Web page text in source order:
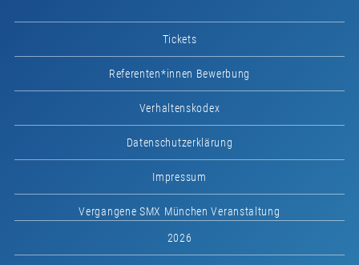
Tickets
Referenten*innen Bewerbung
Verhaltenskodex
Datenschutzerklärung
Impressum
Vergangene SMX München Veranstaltung
2026